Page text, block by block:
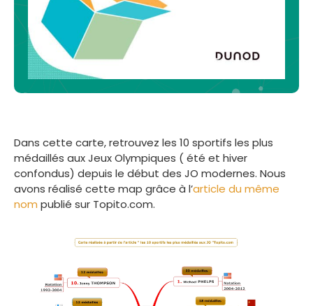
Dans cette carte, retrouvez les 10 sportifs les plus
médaillés aux Jeux Olympiques ( été et hiver
confondus) depuis le début des JO modernes. Nous
avons réalisé cette map grâce à l’article du même
nom publié sur Topito.com.